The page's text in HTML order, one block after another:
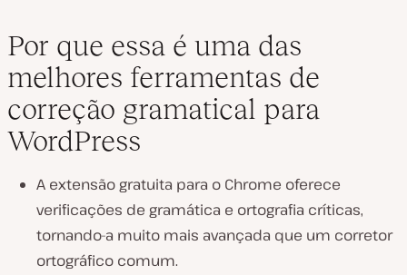
Por que essa é uma das
melhores ferramentas de
correção gramatical para
WordPress
A extensão gratuita para o Chrome oferece
verificações de gramática e ortografia críticas,
tornando-a muito mais avançada que um corretor
ortográfico comum.